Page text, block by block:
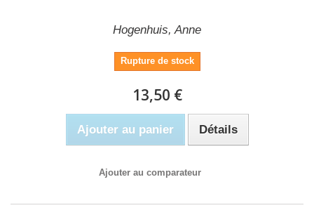
Hogenhuis, Anne
Rupture de stock
13,50 €
Ajouter au panier Détails
Ajouter au comparateur